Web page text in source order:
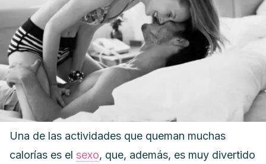
Una de las actividades que queman muchas
calorías es el sexo, que, además, es muy divertido